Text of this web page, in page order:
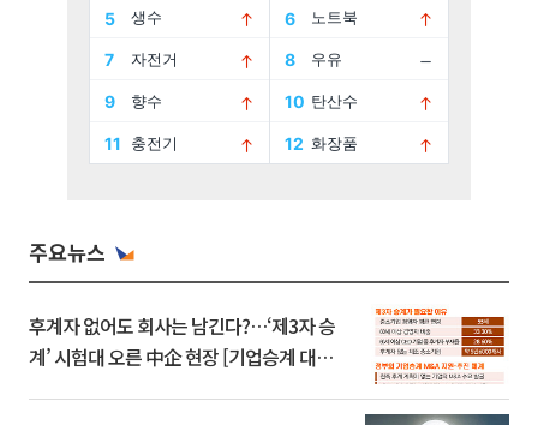
주요뉴스
후계자 없어도 회사는 남긴다?…‘제3자 승
계’ 시험대 오른 中企 현장 [기업승계 대전